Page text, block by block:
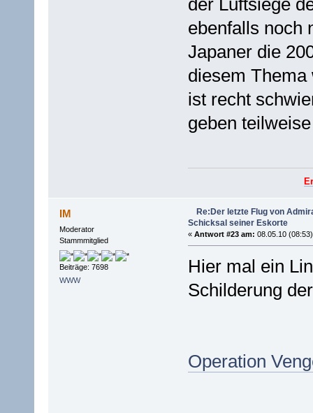
ebenfalls noch
Japaner die
diesem
ist recht
geben
IM
Moderator
Stammmitglied
Beiträge: 7698
WWW
Re:Der letzte Flug von
Schicksal seiner Eskorte
« Antwort #23 am: 08.05.10
Hier mal ein
Schilderung
Operation